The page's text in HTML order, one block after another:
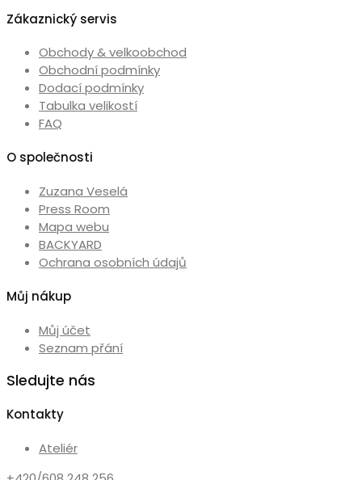
lze
vybrat
na
stránce
produktu
Zákaznický servis
Obchody & velkoobchod
Obchodní podmínky
Dodací podmínky
Tabulka velikostí
FAQ
O společnosti
Zuzana Veselá
Press Room
Mapa webu
BACKYARD
Ochrana osobních údajů
Můj nákup
Můj účet
Seznam přání
Sledujte nás
Kontakty
Ateliér